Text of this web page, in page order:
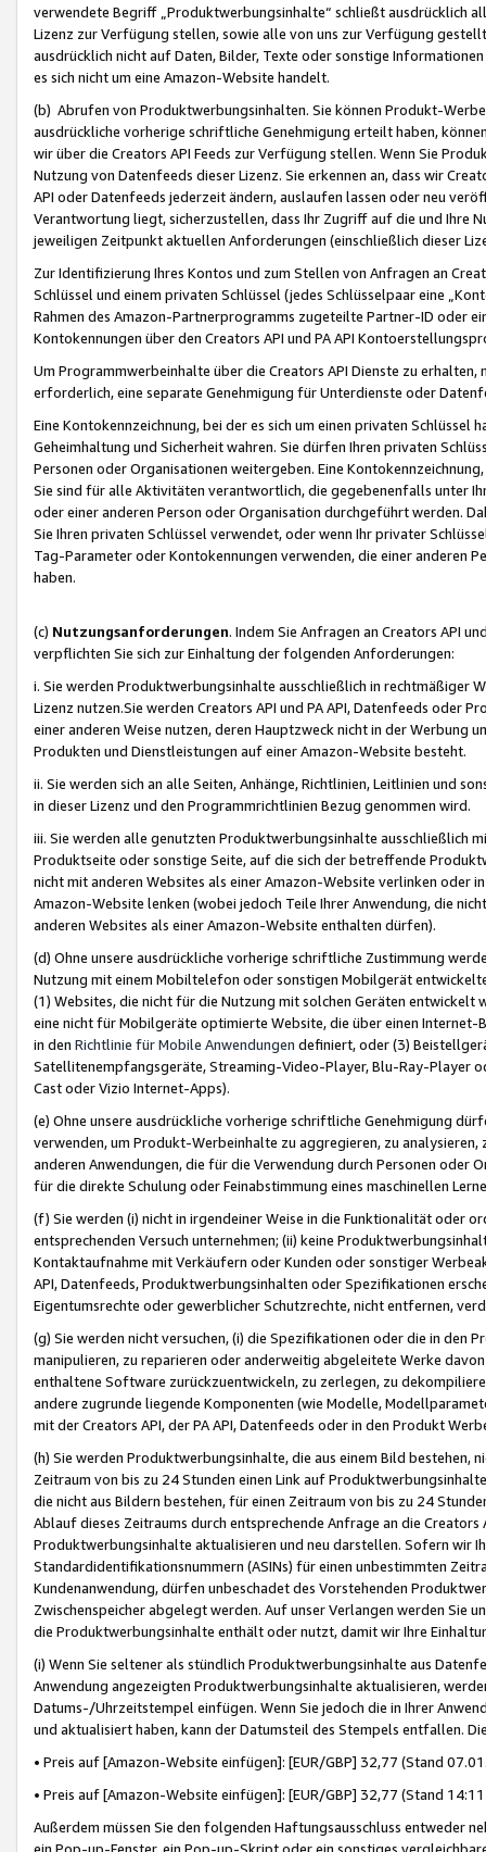
verwendete Begriff „Produktwerbungsinhalte“ schließt ausdrücklich
Lizenz zur Verfügung stellen, sowie alle von uns zur Verfügung
ausdrücklich nicht auf Daten, Bilder, Texte oder sonstige
es sich nicht um eine Amazon-Website handelt.
(b) Abrufen von Produktwerbungsinhalten. Sie können Produkt-
ausdrückliche vorherige schriftliche Genehmigung erteilt haben,
wir über die Creators API Feeds zur Verfügung stellen. Wenn Sie
Nutzung von Datenfeeds dieser Lizenz. Sie erkennen an, dass wir
API oder Datenfeeds jederzeit ändern, auslaufen lassen oder neu
Verantwortung liegt, sicherzustellen, dass Ihr Zugriff auf die und Ihre
jeweiligen Zeitpunkt aktuellen Anforderungen (einschließlich dieser
Zur Identifizierung Ihres Kontos und zum Stellen von Anfragen an
Schlüssel und einem privaten Schlüssel (jedes Schlüsselpaar eine
Rahmen des Amazon-Partnerprogramms zugeteilte Partner-ID oder
Kontokennungen über den Creators API und PA API
Um Programmwerbeinhalte über die Creators API Dienste zu
erforderlich, eine separate Genehmigung für Unterdienste oder
Eine Kontokennzeichnung, bei der es sich um einen privaten
Geheimhaltung und Sicherheit wahren. Sie dürfen Ihren privaten
Personen oder Organisationen weitergeben. Eine
Sie sind für alle Aktivitäten verantwortlich, die gegebenenfalls unter
oder einer anderen Person oder Organisation durchgeführt werden.
Sie Ihren privaten Schlüssel verwendet, oder wenn Ihr privater
Tag-Parameter oder Kontokennungen verwenden, die einer anderen
haben.
(c) Nutzungsanforderungen. Indem Sie Anfragen an Creators API
verpflichten Sie sich zur Einhaltung der folgenden Anforderungen:
i. Sie werden Produktwerbungsinhalte ausschließlich in rechtmäßiger
Lizenz nutzen.Sie werden Creators API und PA API, Datenfeeds oder
einer anderen Weise nutzen, deren Hauptzweck nicht in der Werbung
Produkten und Dienstleistungen auf einer Amazon-Website besteht.
ii. Sie werden sich an alle Seiten, Anhänge, Richtlinien, Leitlinien und
in dieser Lizenz und den Programmrichtlinien Bezug genommen wird.
iii. Sie werden alle genutzten Produktwerbungsinhalte ausschließlich
Produktseite oder sonstige Seite, auf die sich der betreffende
nicht mit anderen Websites als einer Amazon-Website verlinken oder
Amazon-Website lenken (wobei jedoch Teile Ihrer Anwendung, die
anderen Websites als einer Amazon-Website enthalten dürfen).
(d) Ohne unsere ausdrückliche vorherige schriftliche Zustimmung
Nutzung mit einem Mobiltelefon oder sonstigen Mobilgerät
(1) Websites, die nicht für die Nutzung mit solchen Geräten
eine nicht für Mobilgeräte optimierte Website, die über einen
in den Richtlinie für Mobile Anwendungen definiert, oder (3)
Satellitenempfangsgeräte, Streaming-Video-Player, Blu-Ray-Player
Cast oder Vizio Internet-Apps).
(e) Ohne unsere ausdrückliche vorherige schriftliche Genehmigung
verwenden, um Produkt-Werbeinhalte zu aggregieren, zu
anderen Anwendungen, die für die Verwendung durch Personen
für die direkte Schulung oder Feinabstimmung eines maschinellen
(f) Sie werden (i) nicht in irgendeiner Weise in die Funktionalität oder
entsprechenden Versuch unternehmen; (ii) keine
Kontaktaufnahme mit Verkäufern oder Kunden oder sonstiger
API, Datenfeeds, Produktwerbungsinhalten oder Spezifikationen
Eigentumsrechte oder gewerblicher Schutzrechte, nicht entfernen,
(g) Sie werden nicht versuchen, (i) die Spezifikationen oder die in
manipulieren, zu reparieren oder anderweitig abgeleitete Werke
enthaltene Software zurückzuentwickeln, zu zerlegen, zu
andere zugrunde liegende Komponenten (wie Modelle,
mit der Creators API, der PA API, Datenfeeds oder in den Produkt
(h) Sie werden Produktwerbungsinhalte, die aus einem Bild bestehen,
Zeitraum von bis zu 24 Stunden einen Link auf
die nicht aus Bildern bestehen, für einen Zeitraum von bis zu 24
Ablauf dieses Zeitraums durch entsprechende Anfrage an die
Produktwerbungsinhalte aktualisieren und neu darstellen. Sofern wir
Standardidentifikationsnummern (ASINs) für einen unbestimmten
Kundenanwendung, dürfen unbeschadet des Vorstehenden
Zwischenspeicher abgelegt werden. Auf unser Verlangen werden Sie
die Produktwerbungsinhalte enthält oder nutzt, damit wir Ihre
(i) Wenn Sie seltener als stündlich Produktwerbungsinhalte aus
Anwendung angezeigten Produktwerbungsinhalte aktualisieren,
Datums-/Uhrzeitstempel einfügen. Wenn Sie jedoch die in Ihrer
und aktualisiert haben, kann der Datumsteil des Stempels entfallen.
• Preis auf [Amazon-Website einfügen]: [EUR/GBP] 32,77 (Stand
• Preis auf [Amazon-Website einfügen]: [EUR/GBP] 32,77 (Stand
Außerdem müssen Sie den folgenden Haftungsausschluss entweder
ein Pop-up-Fenster, ein Pop-up-Skript oder ein sonstiges